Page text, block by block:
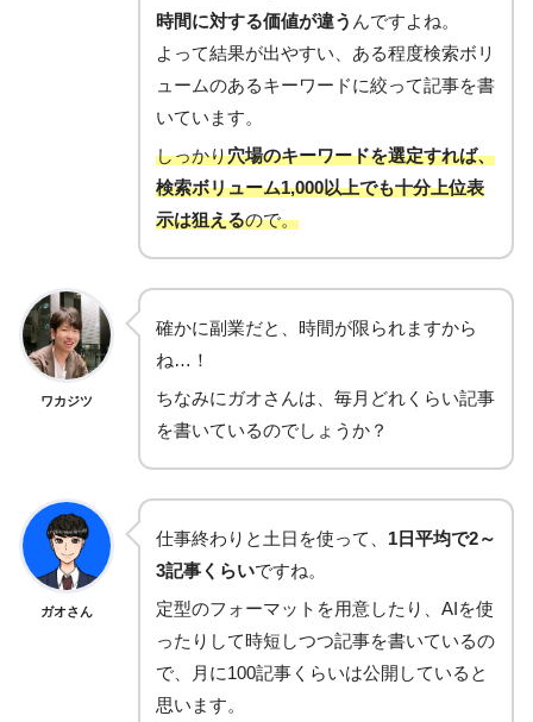
時間に対する価値が違う んですよね。
よって結果が出やすい、ある程度検索ボリ
ュームのあるキーワードに絞って記事を書
いています。
しっかり穴場のキーワードを選定すれば、
検索ボリューム1,000以上でも十分上位表
示は狙えるので。
ワカジツ
確かに副業だと、時間が限られますから
ね…！
ちなみにガオさんは、毎月どれくらい記事
を書いているのでしょうか？
ガオさん
仕事終わりと土日を使って、 1日平均で2～
3記事くらいですね。
定型のフォーマットを用意したり、AIを使
ったりして時短しつつ記事を書いているの
で、月に100記事くらいは公開していると
思います。